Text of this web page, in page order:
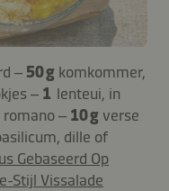
– 50 g komkommer,
– 1 lenteui, in
– 10 g verse
dille of
Gebaseerd Op
Stijl Vissalade